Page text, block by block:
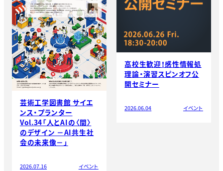
芸術工学図書館 サイエ
ンス・プランター
Vol.34「人とAIの〈間〉
のデザイン －AI共生社
会の未来像－」
2026.07.16 イベント
高校生歓迎！感性情報処
理論・演習スピンオフ公
開セミナー
2026.06.04 イベント